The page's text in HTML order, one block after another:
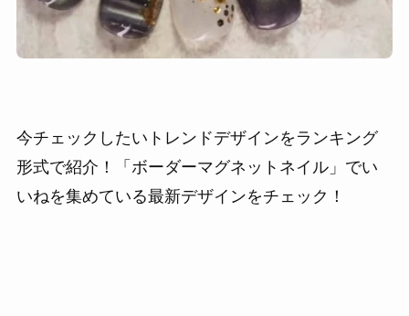
今チェックしたいトレンドデザインをランキング
形式で紹介！「ボーダーマグネットネイル」でい
いねを集めている最新デザインをチェック！